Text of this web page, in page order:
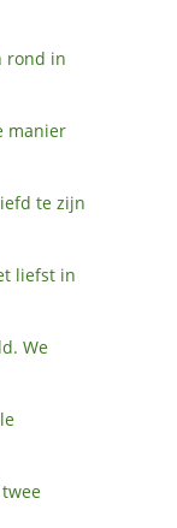
rond in
manier
te zijn
liefst in
We